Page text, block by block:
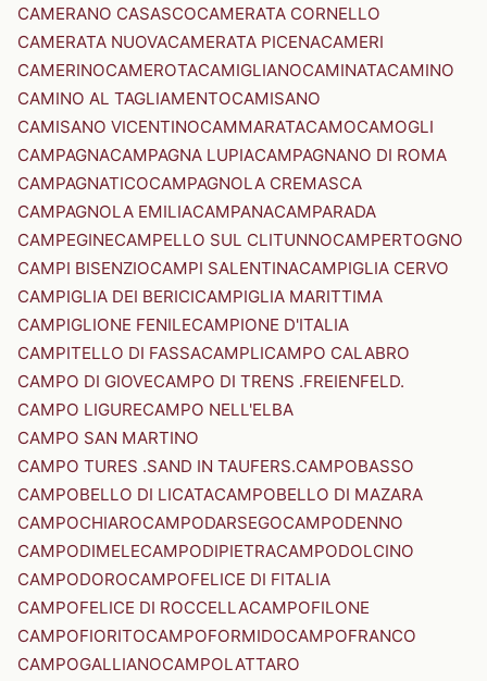
CAMERANO CASASCOCAMERATA CORNELLO
CAMERATA NUOVACAMERATA PICENACAMERI
CAMERINOCAMEROTACAMIGLIANOCAMINATACAMINO
CAMINO AL TAGLIAMENTOCAMISANO
CAMISANO VICENTINOCAMMARATACAMOCAMOGLI
CAMPAGNACAMPAGNA LUPIACAMPAGNANO DI ROMA
CAMPAGNATICOCAMPAGNOLA CREMASCA
CAMPAGNOLA EMILIACAMPANACAMPARADA
CAMPEGINECAMPELLO SUL CLITUNNOCAMPERTOGNO
CAMPI BISENZIOCAMPI SALENTINACAMPIGLIA CERVO
CAMPIGLIA DEI BERICICAMPIGLIA MARITTIMA
CAMPIGLIONE FENILECAMPIONE D'ITALIA
CAMPITELLO DI FASSACAMPLICAMPO CALABRO
CAMPO DI GIOVECAMPO DI TRENS .FREIENFELD.
CAMPO LIGURECAMPO NELL'ELBA
CAMPO SAN MARTINO
CAMPO TURES .SAND IN TAUFERS.CAMPOBASSO
CAMPOBELLO DI LICATACAMPOBELLO DI MAZARA
CAMPOCHIAROCAMPODARSEGOCAMPODENNO
CAMPODIMELECAMPODIPIETRACAMPODOLCINO
CAMPODOROCAMPOFELICE DI FITALIA
CAMPOFELICE DI ROCCELLACAMPOFILONE
CAMPOFIORITOCAMPOFORMIDOCAMPOFRANCO
CAMPOGALLIANOCAMPOLATTARO